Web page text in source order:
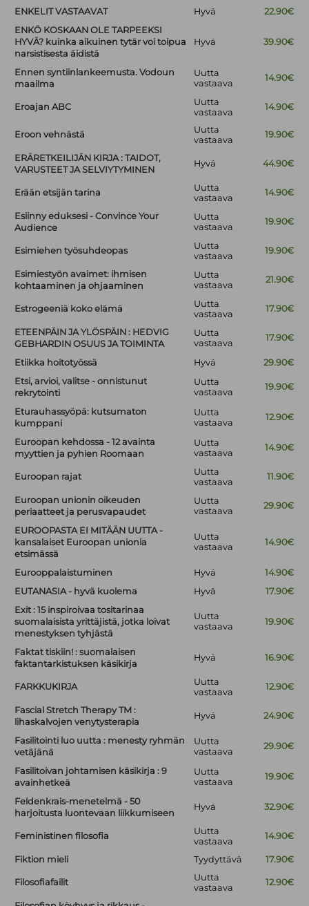
ENKELIT VASTAAVAT Hyvä
22.90€
ENKÖ KOSKAAN OLE TARPEEKSI
HYVÄ? kuinka aikuinen tytär voi toipua
narsistisesta äidistä
Hyvä 39.90€
Ennen syntiinlankeemusta. Vodoun
maailma
Uutta
vastaava
14.90€
Eroajan ABC
Uutta
vastaava
14.90€
Eroon vehnästä
Uutta
vastaava
19.90€
ERÄRETKEILIJÄN KIRJA : TAIDOT,
VARUSTEET JA SELVIYTYMINEN
Hyvä 44.90€
Erään etsijän tarina
Uutta
vastaava
14.90€
Esiinny eduksesi - Convince Your
Audience
Uutta
vastaava
19.90€
Esimiehen työsuhdeopas
Uutta
vastaava
19.90€
Esimiestyön avaimet: ihmisen
kohtaaminen ja ohjaaminen
Uutta
vastaava
21.90€
Estrogeeniä koko elämä
Uutta
vastaava
17.90€
ETEENPÄIN JA YLÖSPÄIN : HEDVIG
GEBHARDIN OSUUS JA TOIMINTA
Uutta
vastaava
17.90€
Etiikka hoitotyössä Hyvä
29.90€
Etsi, arvioi, valitse - onnistunut
rekrytointi
Uutta
vastaava
19.90€
Eturauhassyöpä: kutsumaton
kumppani
Uutta
vastaava
12.90€
Euroopan kehdossa - 12 avainta
myyttien ja pyhien Roomaan
Uutta
vastaava
14.90€
Euroopan rajat
Uutta
vastaava
11.90€
Euroopan unionin oikeuden
periaatteet ja perusvapaudet
Uutta
vastaava
29.90€
EUROOPASTA EI MITÄÄN UUTTA -
kansalaiset Euroopan unionia
etsimässä
Uutta
vastaava
14.90€
Eurooppalaistuminen Hyvä
14.90€
EUTANASIA - hyvä kuolema
Hyvä
17.90€
Exit : 15 inspiroivaa tositarinaa
suomalaisista yrittäjistä, jotka loivat
menestyksen tyhjästä
Uutta
vastaava
19.90€
Faktat tiskiin! : suomalaisen
faktantarkistuksen käsikirja
Hyvä 16.90€
FARKKUKIRJA
Uutta
vastaava
12.90€
Fascial Stretch Therapy TM :
lihaskalvojen venytysterapia
Hyvä 24.90€
Fasilitointi luo uutta : menesty ryhmän
vetäjänä
Uutta
vastaava
29.90€
Fasilitoivan johtamisen käsikirja : 9
avainhetkeä
Uutta
vastaava
19.90€
Feldenkrais-menetelmä - 50
harjoitusta luontevaan liikkumiseen
Hyvä 32.90€
Feministinen filosofia
Uutta
vastaava
14.90€
Fiktion mieli Tyydyttävä 17.90€
Filosofiafailit
Uutta
vastaava
12.90€